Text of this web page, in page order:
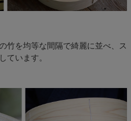
竹を均等な間隔で綺麗に並べ、ス
ています。